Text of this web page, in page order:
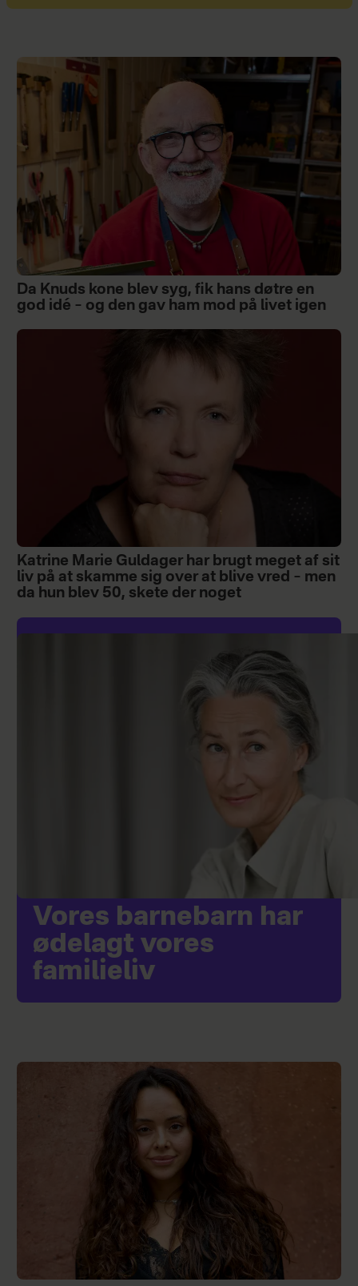
Da Knuds kone blev syg, fik hans døtre en
god idé – og den gav ham mod på livet igen
Katrine Marie Guldager har brugt meget af sit
liv på at skamme sig over at blive vred – men
da hun blev 50, skete der noget
Vores barnebarn har
ødelagt vores
familieliv